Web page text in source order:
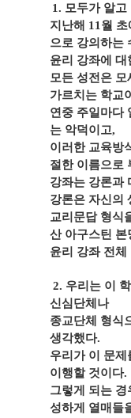
1. 모두가 알고
지난해 11 월 초
으로 강의하는
윤리 강좌에 대
모든 성전은
가르치는 학교
연중 주일마다
는 악덕이고,
이러한 교육방
절한 이름으로
강좌는 강론과
강론은 자신의
교리문답 형식
산 아구스틴 본
윤리 강좌 전체
2. 우리는 이
신심단체나
종교단체 형식
생각했다.
우리가 이 문제
이행할 것이다.
그렇게 되는
성하게 열매들